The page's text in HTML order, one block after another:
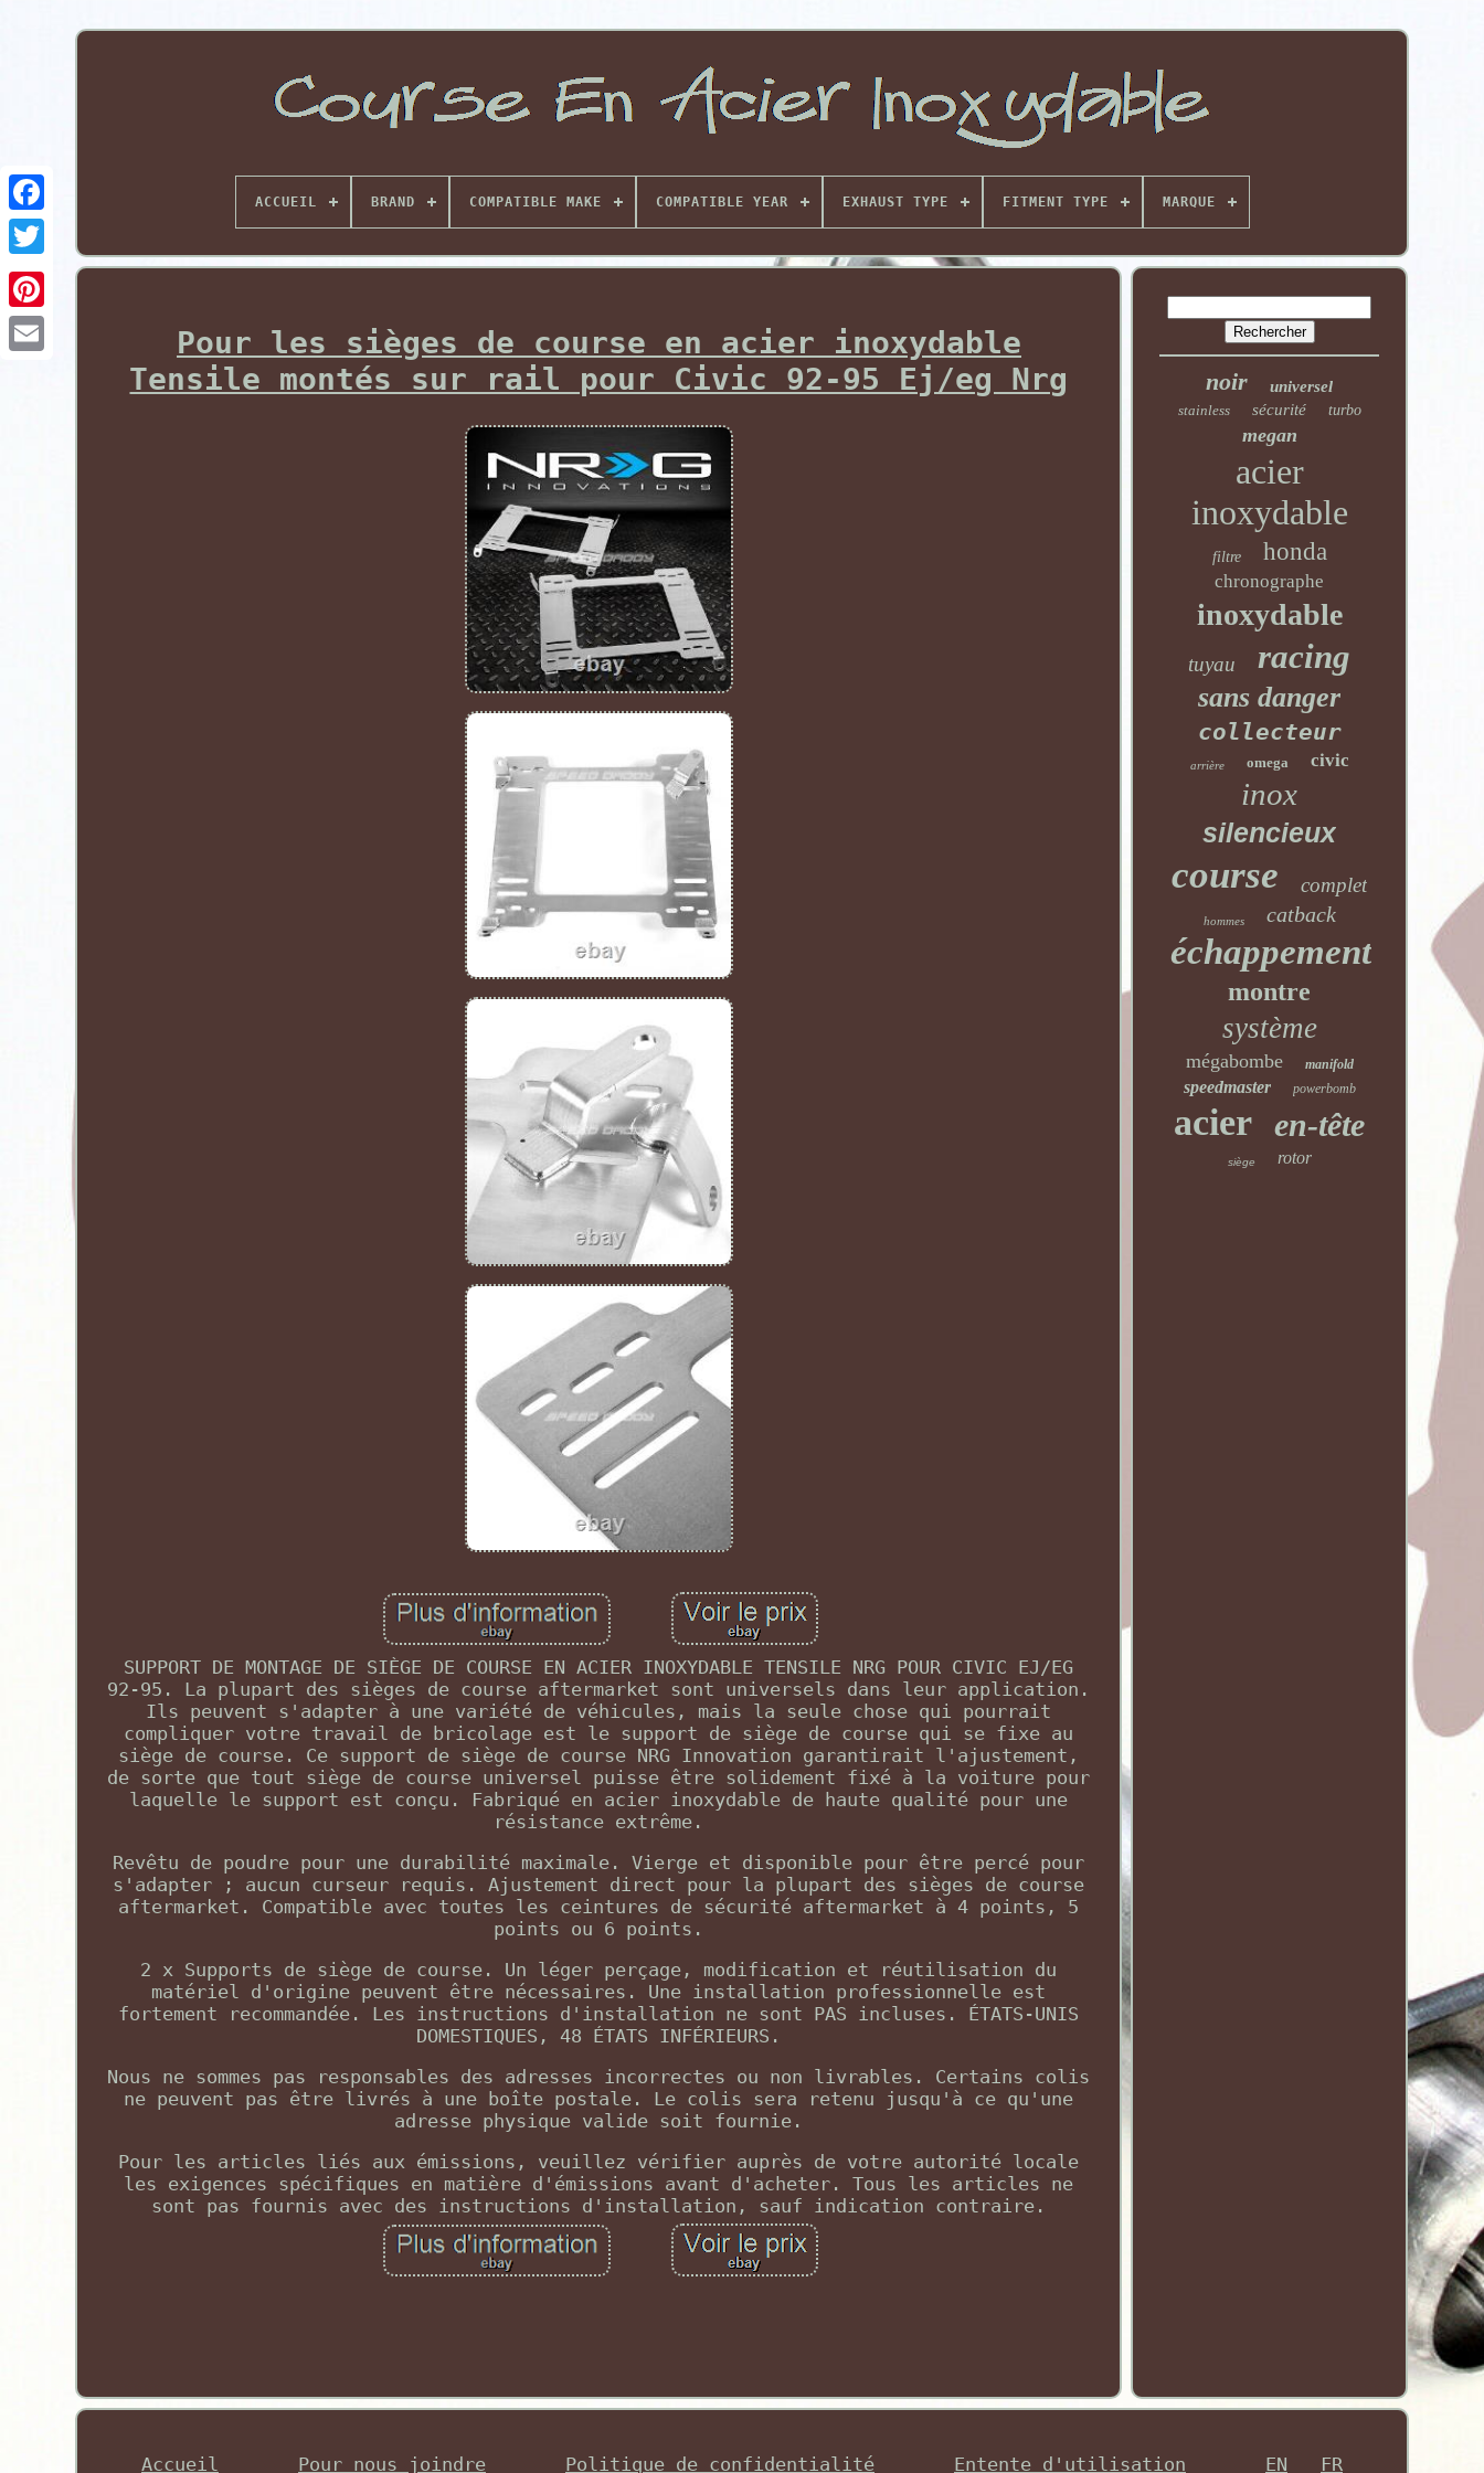
Pinterest
ACCUEIL BRAND COMPATIBLE MAKE COMPATIBLE YEAR EXHAUST TYPE FITMENT TYPE MARQUE
Pour les sièges de course en acier inoxydable
Tensile montés sur rail pour Civic 92-95 Ej/eg Nrg
SUPPORT DE MONTAGE DE SIÈGE DE COURSE EN ACIER INOXYDABLE TENSILE NRG POUR CIVIC EJ/EG
92-95. La plupart des sièges de course aftermarket sont universels dans leur application.
Ils peuvent s'adapter à une variété de véhicules, mais la seule chose qui pourrait
compliquer votre travail de bricolage est le support de siège de course qui se fixe au
siège de course. Ce support de siège de course NRG Innovation garantirait l'ajustement,
de sorte que tout siège de course universel puisse être solidement fixé à la voiture pour
laquelle le support est conçu. Fabriqué en acier inoxydable de haute qualité pour une
résistance extrême.
Revêtu de poudre pour une durabilité maximale. Vierge et disponible pour être percé pour
s'adapter ; aucun curseur requis. Ajustement direct pour la plupart des sièges de course
aftermarket. Compatible avec toutes les ceintures de sécurité aftermarket à 4 points, 5
points ou 6 points.
2 x Supports de siège de course. Un léger perçage, modification et réutilisation du
matériel d'origine peuvent être nécessaires. Une installation professionnelle est
fortement recommandée. Les instructions d'installation ne sont PAS incluses. ÉTATS-UNIS
DOMESTIQUES, 48 ÉTATS INFÉRIEURS.
Nous ne sommes pas responsables des adresses incorrectes ou non livrables. Certains colis
ne peuvent pas être livrés à une boîte postale. Le colis sera retenu jusqu'à ce qu'une
adresse physique valide soit fournie.
Pour les articles liés aux émissions, veuillez vérifier auprès de votre autorité locale
les exigences spécifiques en matière d'émissions avant d'acheter. Tous les articles ne
sont pas fournis avec des instructions d'installation, sauf indication contraire.
noir universel
stainless sécurité turbo
megan
acier
inoxydable
filtre honda
chronographe
inoxydable
tuyau racing
sans danger
collecteur
arrière omega civic
inox
silencieux
course complet
hommes catback
échappement
montre
système
mégabombe manifold
speedmaster powerbomb
acier en-tête
siège rotor
Accueil Pour nous joindre Politique de confidentialité Entente d'utilisation EN FR